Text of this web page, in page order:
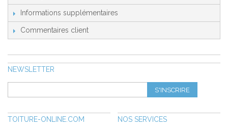
Informations supplémentaires
Commentaires client
NEWSLETTER
S'INSCRIRE
TOITURE-ONLINE.COM NOS SERVICES